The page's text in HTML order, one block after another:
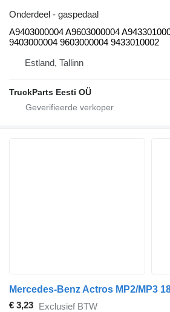
Onderdeel - gaspedaal
A9403000004 A9603000004
9403000004 9603000004 9433010002
Estland, Tallinn
TruckParts Eesti OÜ
€ 3,23 Exclusief BTW